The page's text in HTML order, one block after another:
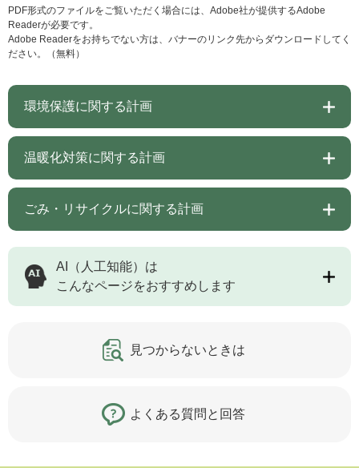
PDF形式のファイルをご覧いただく場合には、Adobe社が提供するAdobe
Readerが必要です。
Adobe Readerをお持ちでない方は、バナーのリンク先からダウンロードしてく
ださい。（無料）
環境保護に関する計画
温暖化対策に関する計画
ごみ・リサイクルに関する計画
AI（人工知能）は
こんなページをおすすめします
見つからないときは
よくある質問と回答